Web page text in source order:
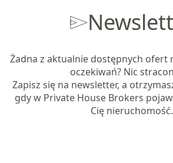
Żadna z aktualnie dostępnych ofert
oczekiwań? Nic
Zapisz się na newsletter, a
gdy w Private House Brokers
Cię nieruchomość.